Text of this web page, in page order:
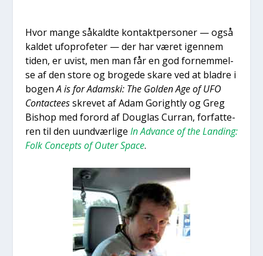
Hvor man­ge såkald­te kon­takt­per­so­ner — også
kal­det ufopro­fe­ter — der har været igen­nem
tiden, er uvist, men man får en god for­nem­mel­
se af den sto­re og bro­ge­de ska­re ved at blad­re i
bogenA is for Adam­ski: The Gol­den Age of UFO
Con­ta­cte­esskre­vet af Adam Goright­ly og Greg
Bis­hop med for­ord af Doug­las Cur­ran, for­fat­te­
ren til den uund­vær­li­ge In Advan­ce of the Lan­ding:
Folk Con­cepts of Outer Spa­ce.